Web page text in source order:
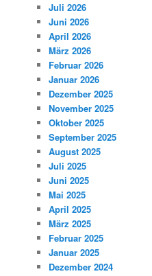
Juli 2026
Juni 2026
April 2026
März 2026
Februar 2026
Januar 2026
Dezember 2025
November 2025
Oktober 2025
September 2025
August 2025
Juli 2025
Juni 2025
Mai 2025
April 2025
März 2025
Februar 2025
Januar 2025
Dezember 2024